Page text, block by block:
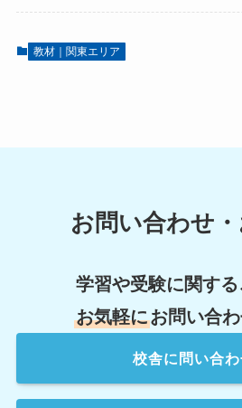
教材｜関東エリア
お問い合わせ
学習や受験に関す
お気軽にお問い合
校舎に問い合